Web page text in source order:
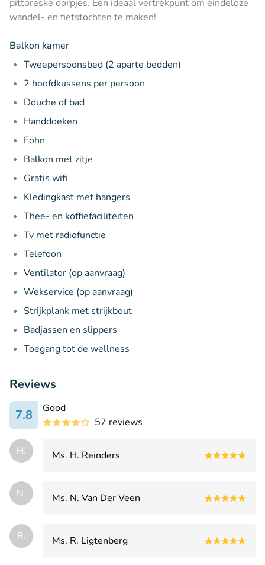
pittoreske dorpjes. Een ideaal vertrekpunt om eindeloze
wandel- en fietstochten te maken!
Balkon kamer
Tweepersoonsbed (2 aparte bedden)
2 hoofdkussens per persoon
Douche of bad
Handdoeken
Föhn
Balkon met zitje
Gratis wifi
Kledingkast met hangers
Thee- en koffiefaciliteiten
Tv met radiofunctie
Telefoon
Ventilator (op aanvraag)
Wekservice (op aanvraag)
Strijkplank met strijkbout
Badjassen en slippers
Toegang tot de wellness
Reviews
7.8
Good
57 reviews
H. Ms. H. Reinders
N. Ms. N. Van Der Veen
R. Ms. R. Ligtenberg